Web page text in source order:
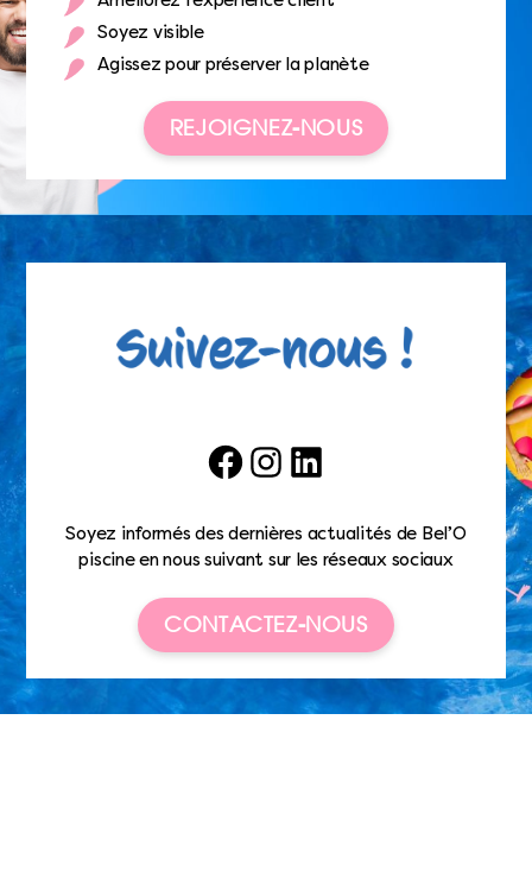
Soyez visible
Agissez pour préserver la planète
REJOIGNEZ-NOUS
FacebookInstagramLinkedIn
Soyez informés des dernières actualités de Bel’O
piscine en nous suivant sur les réseaux sociaux
CONTACTEZ-NOUS